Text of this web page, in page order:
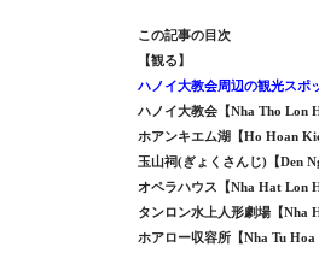
この記事の目次
【観る】
ハノイ大教会周辺の観光スポ
ハノイ大教会【Nha Tho Lon
ホアンキエム湖【Ho Hoan
玉山祠(ぎょくさんじ)【Den
オペラハウス【Nha Hat Lon
タンロン水上人形劇場【Nha
ホアロー収容所【Nha Tu Hoa